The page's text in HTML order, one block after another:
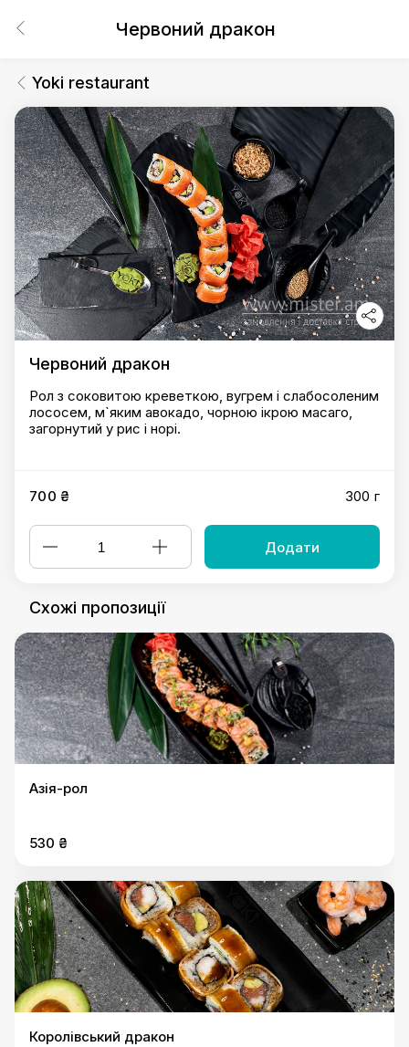
Червоний дракон
Yoki restaurant
Червоний дракон
Рол з соковитою креветкою, вугрем і слабосоленим
лососем, м`яким авокадо, чорною ікрою масаго,
загорнутий у рис і норі.
700 ₴ 300 г
Додати
Схожі пропозиції
Азія-рол
530 ₴
Королівський дракон